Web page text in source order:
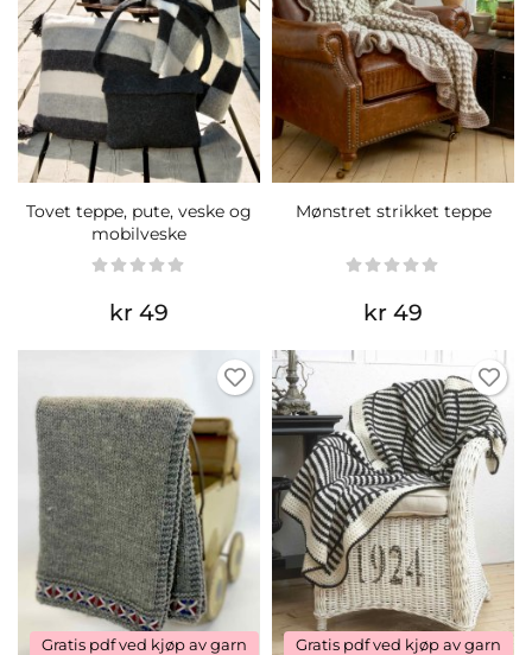
Tovet teppe, pute, veske og
mobilveske
kr 49
Mønstret strikket teppe
kr 49
Gratis pdf ved kjøp av garn Gratis pdf ved kjøp av garn